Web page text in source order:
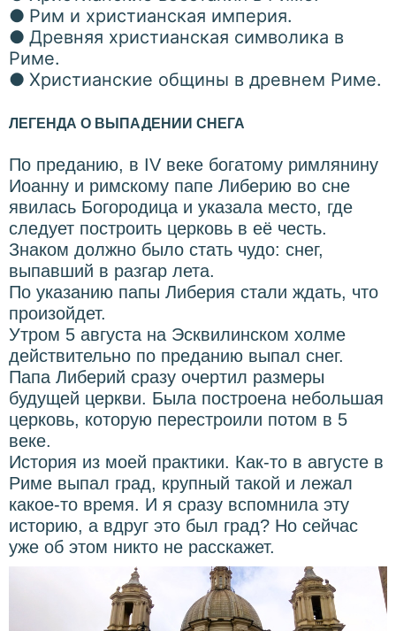
● Рим и христианская империя.
● Древняя христианская символика в
Риме.
● Христианские общины в древнем Риме.
ЛЕГЕНДА О ВЫПАДЕНИИ СНЕГА
По преданию, в IV веке богатому римлянину
Иоанну и римскому папе Либерию во сне
явилась Богородица и указала место, где
следует построить церковь в её честь.
Знаком должно было стать чудо: снег,
выпавший в разгар лета.
По указанию папы Либерия стали ждать, что
произойдет.
Утром 5 августа на Эсквилинском холме
действительно по преданию выпал снег.
Папа Либерий сразу очертил размеры
будущей церкви. Была построена небольшая
церковь, которую перестроили потом в 5
веке.
История из моей практики. Как-то в августе в
Риме выпал град, крупный такой и лежал
какое-то время. И я сразу вспомнила эту
историю, а вдруг это был град? Но сейчас
уже об этом никто не расскажет.